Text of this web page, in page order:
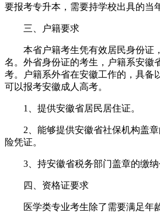
要报考专升本，需要持学校出具的当
三、户籍要求
本省户籍考生凭有效居民身份证
名。外省身份证的考生，户籍系安徽
考。户籍系外省在安徽工作的，具备
可以报考安徽成人高考。
1、提供安徽省居民居住证。
2、能够提供安徽省社保机构盖章
险凭证。
3、持安徽省税务部门盖章的缴纳
四、资格证要求
医学类专业考生除了需要满足年